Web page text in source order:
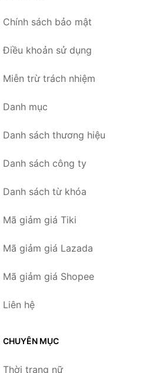
Chính sách bảo mật
Điều khoản sử dụng
Miễn trừ trách nhiệm
Danh mục
Danh sách thương hiệu
Danh sách công ty
Danh sách từ khóa
Mã giảm giá Tiki
Mã giảm giá Lazada
Mã giảm giá Shopee
Liên hệ
CHUYÊN MỤC
Thời trang nữ